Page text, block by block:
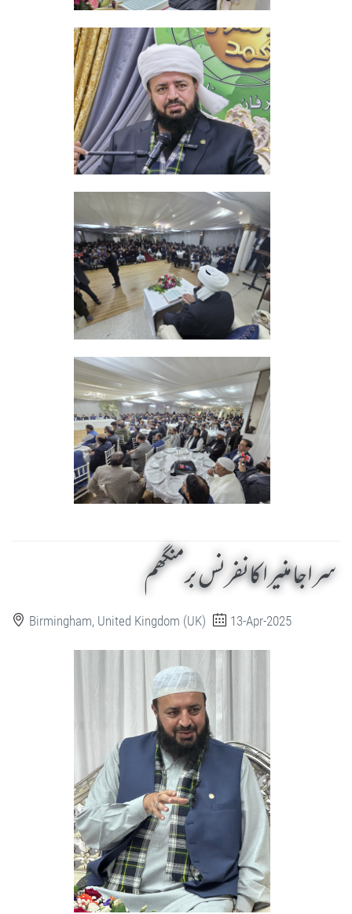
سراجا منیرا کانفرنس برمنگھم
Birmingham, United Kingdom (UK) 13-Apr-2025